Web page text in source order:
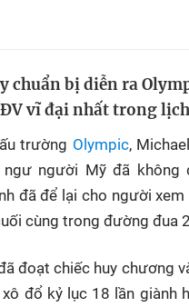
bị diễn ra
vĩ đại nhất trong
trường Olympic,
người Mỹ đã
đã để lại cho người
cùng trong đường đua
đoạt chiếc huy chương
xô đổ kỷ lục 18 lần giành